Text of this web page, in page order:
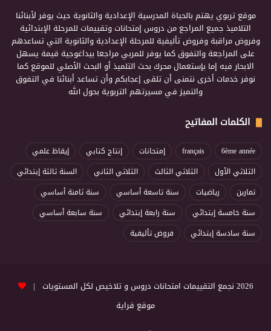
موقع تربوي يهتم بالحياة المدرسية الإعدادية والثانوية حيث يوفر لأبنائنا
التلاميذ جميع المراجع من دروس إمتحانات وتقييمات للمرحلة الإبتدائية
وفروض مراقبة وفروض تأليفية للمرحلة الإعدادية والثانوية التي تساعدهم
على المراجعة والتفوق كما يوفر للمربي مراجعا بيداغوجية قيمة يسهل
الابحار فيه إما بإستعمال محرك بحث التلميذ أو البحث الأصلي للموقع كما
نوفر خدمات أخرى نتمنى أن تلقى إعجابكم وأن تساعد أبنائنا في التفوق
والتميز في مسيرتهم التربوية بحول الله
الكلمات المفاتيح
6ème année
français إمتحانات إنتاج كتابي
إيقاظ علمي
الثلاثي الأول
الثلاثي الثالث الثلاثي الثاني
السنة ثالثة إبتدائي
تمارين
رياضيات سنة تاسعة أساسي
سنة ثامنة أساسي
سنة خامسة إبتدائي
سنة رابعة إبتدائي
سنة سابعة أساسي
سنة سادسة إبتدائي
فروض تأليفية
2026 نجمع التقييمات امتحانات دروس و تلاخيص لكل المستويات |
موقع قراية